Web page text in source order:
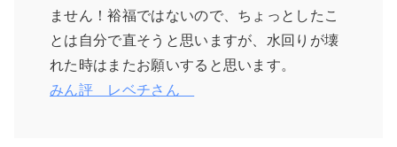
ません！裕福ではないので、ちょっとしたこ
とは自分で直そうと思いますが、水回りが壊
れた時はまたお願いすると思います。
みん評 レベチさん